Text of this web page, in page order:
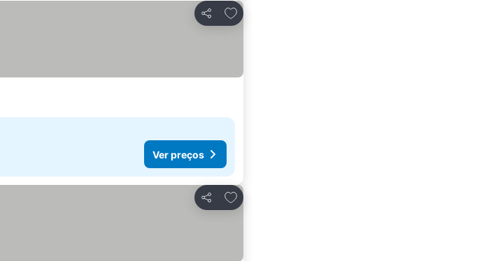
Partilhar
Adicionar aos favoritos
Ver preços
Partilhar
Adicionar aos favoritos